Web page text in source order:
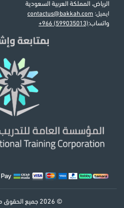
الرياض، المملكة العربية السعودية
ايميل: contactus@bakkah.com
واتساب:+966 (599035013)
© 2026 جميع الحقوق محفوظة لبكه